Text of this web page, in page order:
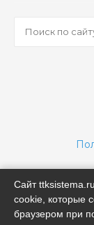
Сайт
cookie, которые
браузером при